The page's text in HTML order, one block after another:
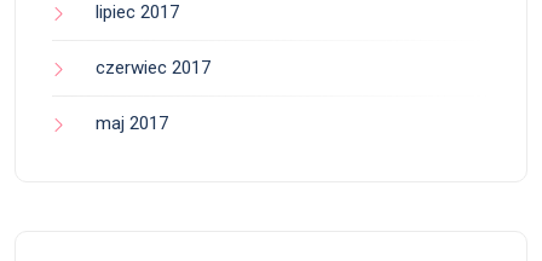
lipiec 2017
czerwiec 2017
maj 2017